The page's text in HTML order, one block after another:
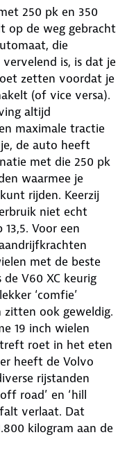
250 pk en 350
op de weg gebracht
die
is, is dat je
zetten voordat je
(of vice versa).
altijd
maximale tractie
de auto heeft
met die 250 pk
waarmee je
rijden. Keerzij
niet echt
Voor een
met de beste
V60 XC keurig
‘comfie’
zitten ook geweldig.
19 inch wielen
roet in het eten
heeft de Volvo
rijstanden
road’ en ‘hill
verlaat. Dat
kilogram aan de